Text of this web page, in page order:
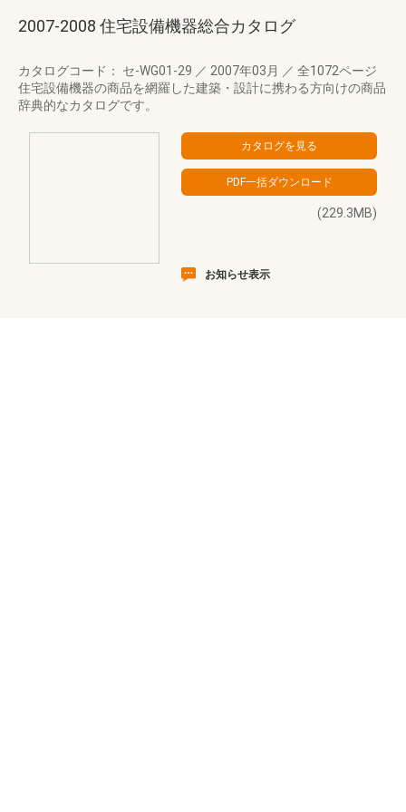
2007-2008 住宅設備機器総合カタログ
カタログコード： セ-WG01-29 ／ 2007年03月 ／ 全1072ページ
住宅設備機器の商品を網羅した建築・設計に携わる方向けの商品
辞典的なカタログです。
(229.3MB)
お知らせ表示